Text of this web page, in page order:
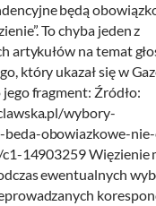
będą
To chyba jeden z
artykułów na temat
który ukazał się w
fragment: Źródło:
wybory-
beda-obowiazkowe-
14903259 Więzienie
ewentualnych